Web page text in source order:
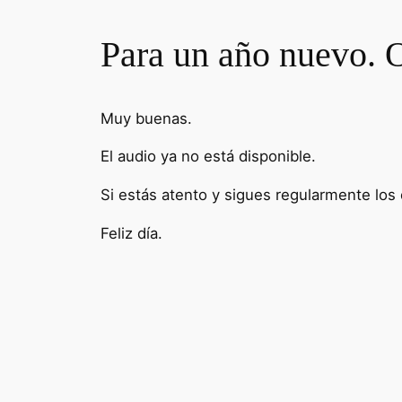
Para un año nuevo.
Muy buenas.
El audio ya no está disponible.
Si estás atento y sigues regularmente
Feliz día.